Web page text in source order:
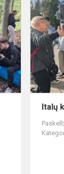
Buon
pomeriggio!
Italų